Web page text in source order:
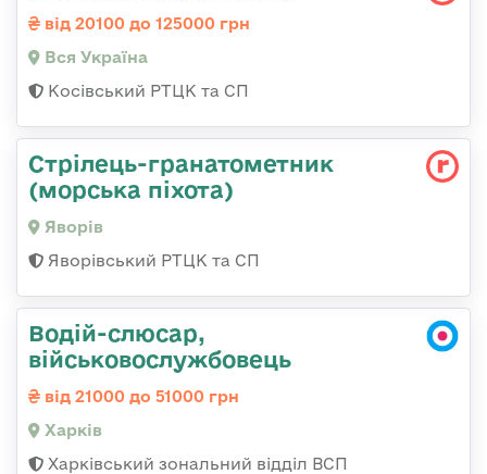
від 20100 до 125000 грн
Вся Україна
Косівський РТЦК та СП
Стрілець-гранатометник
(морська піхота)
Яворів
Яворівський РТЦК та СП
Водій-слюсар,
військовослужбовець
від 21000 до 51000 грн
Харків
Харківський зональний відділ ВСП